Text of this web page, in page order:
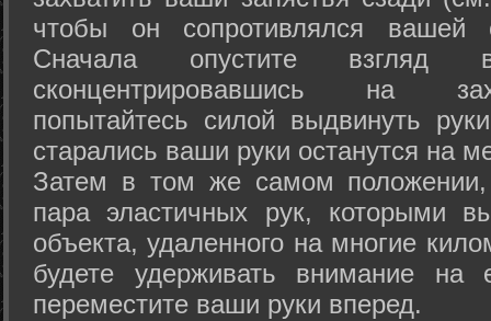
чтобы он сопротивлялся вашей
Сначала опустите
сконцентрировавшись на
попытайтесь силой выдвинуть
старались ваши руки останутся на
Затем в том же самом положении,
пара эластичных рук, которыми
объекта, удаленного на многие
будете удерживать внимание на
переместите ваши руки вперед.